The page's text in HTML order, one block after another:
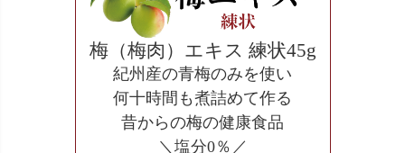
梅（梅肉）エキス 練状45g
紀州産の青梅のみを使い
何十時間も煮詰めて作る
昔からの梅の健康食品
＼塩分0％／